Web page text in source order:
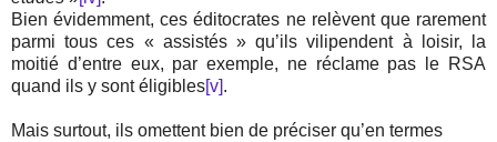
Bien évidemment, ces éditocrates ne relèvent que rarement
parmi tous ces « assistés » qu’ils vilipendent à loisir, la
moitié d’entre eux, par exemple, ne réclame pas le RSA
quand ils y sont éligibles[v].
Mais surtout, ils omettent bien de préciser qu’en termes